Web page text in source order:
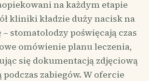
na każdym etapie
kliniki kładzie duży nacisk na
stomatolodzy poświęcają czas
omówienie planu leczenia,
się dokumentacją zdjęciową
zabiegów. W ofercie